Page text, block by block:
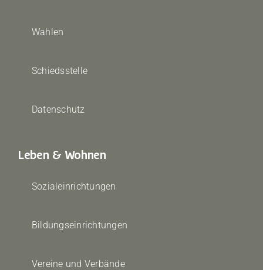
Wahlen
Schiedsstelle
Datenschutz
Leben & Wohnen
Sozialeinrichtungen
Bildungseinrichtungen
Vereine und Verbände